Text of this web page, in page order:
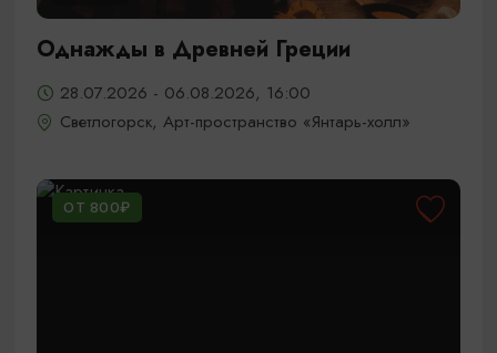
Однажды в Древней Греции
28.07.2026 - 06.08.2026, 16:00
Светлогорск, Арт-пространство «Янтарь-холл»
ОТ 800₽